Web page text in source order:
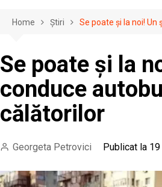
Home Știri Se poate și la noi!
Se poate și la
conduce
călătorilor
Georgeta Petrovici Publicat la